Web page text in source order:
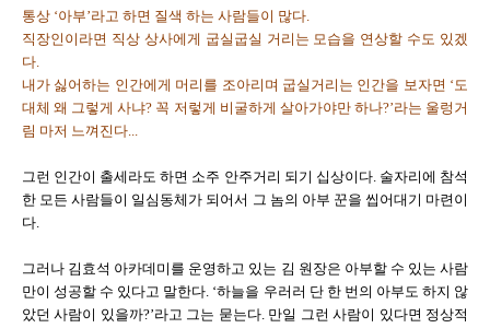
통상 ‘아부’라고 하면 질색 하는 사람들이 많다.
직장인이라면 직상 상사에게 굽실굽실 거리는 모습을 연상할 수도 있겠
다.
내가 싫어하는 인간에게 머리를 조아리며 굽실거리는 인간을 보자면 ‘도
대체 왜 그렇게 사냐? 꼭 저렇게 비굴하게 살아가야만 하나?’라는 울렁거
림 마저 느껴진다...
그런 인간이 출세라도 하면 소주 안주거리 되기 십상이다. 술자리에 참석
한 모든 사람들이 일심동체가 되어서 그 놈의 아부 꾼을 씹어대기 마련이
다.
그러나 김효석 아카데미를 운영하고 있는 김 원장은 아부할 수 있는 사람
만이 성공할 수 있다고 말한다. ‘하늘을 우러러 단 한 번의 아부도 하지 않
았던 사람이 있을까?’라고 그는 묻는다. 만일 그런 사람이 있다면 정상적